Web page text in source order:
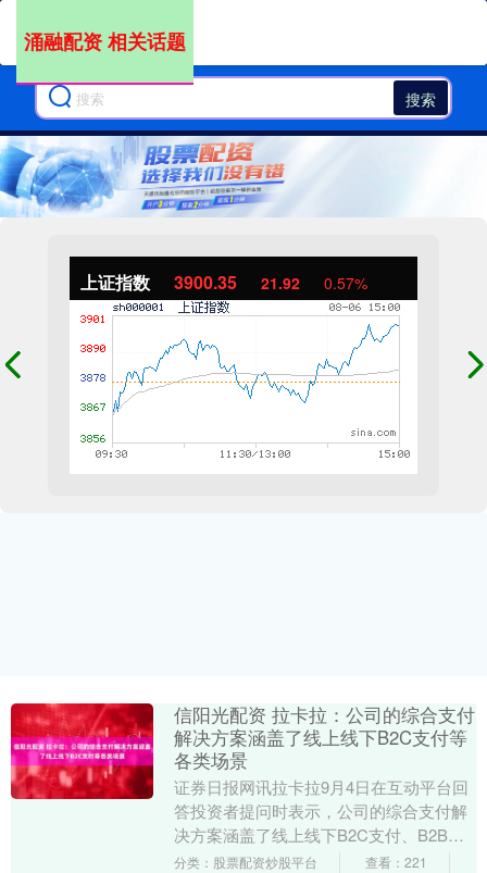
搜索
上证指数 3900.35 21.92 0.57%
涌融配资 相关话题
信阳光配资 拉卡拉：公司的综合支付
解决方案涵盖了线上线下B2C支付等
各类场景
证券日报网讯拉卡拉9月4日在互动平台回
答投资者提问时表示，公司的综合支付解
决方案涵盖了线上线下B2C支付、B2B支
付、跨境支付、外卡支付等各类场景，公
分类：股票配资炒股平台 查看：221